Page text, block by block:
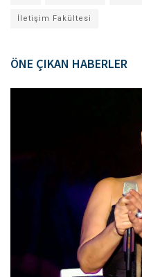
İletişim Fakültesi
ÖNE ÇIKAN HABERLER